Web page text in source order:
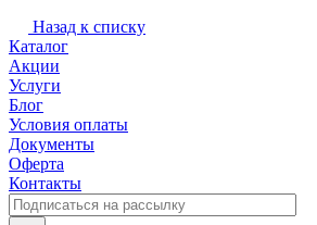
Назад к списку
Каталог
Акции
Услуги
Блог
Условия оплаты
Документы
Оферта
Контакты